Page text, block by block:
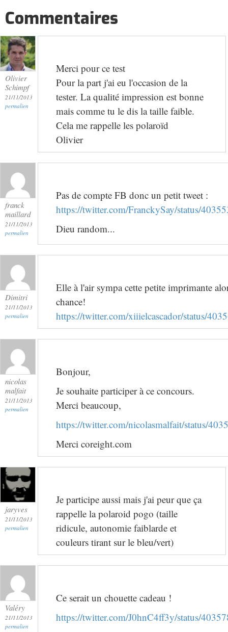
Commentaires
Olivier
Schimpf
21/11/2013
permalien
Merci pour ce test
Pour la part j'ai eu l'occasion de la
tester. La qualité impression est bonne
mais comme tu le dis la taille faible.
Cela me rappelle les polaroïd
Olivier
franck
maillard
21/11/2013
permalien
Pas de compte FB donc un petit tweet :
https://twitter.com/FranckySay/status/
Dieu random...
Dimitri
21/11/2013
permalien
Elle à l'air sympa cette petite imprimante
chance!
https://twitter.com/xiiielcascador/status/
nicolas
malfait
21/11/2013
permalien
Bonjour,
Je souhaite participer à ce concours.
Merci beaucoup,
https://twitter.com/nicolasmalfait/status/
Merci coreight.com
jaryves
21/11/2013
permalien
Je participe aussi mais j'ai peur que ça
rappelle la polaroid pogo (taille
ridicule, autonomie faiblarde et
couleurs tirant sur le bleu/vert)
Valéry
21/11/2013
permalien
Ce serait un chouette cadeau !
https://twitter.com/J0hnC4ff3y/status/